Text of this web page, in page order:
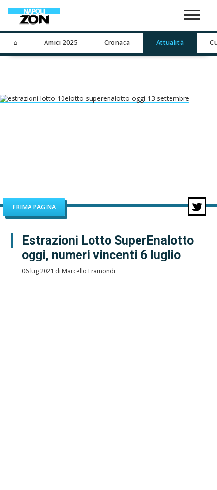
⌂ Amici 2025 Cronaca Attualità
PRIMA PAGINA
Estrazioni Lotto SuperEnalotto
oggi, numeri vincenti 6 luglio
06 lug 2021 di Marcello Framondi